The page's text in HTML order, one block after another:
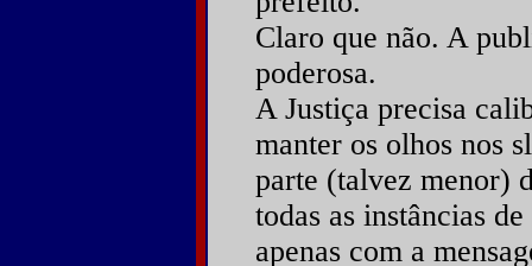
Claro que não. A
poderosa.
A Justiça precisa
manter os olhos nos
parte (talvez menor)
todas as instâncias
apenas com a